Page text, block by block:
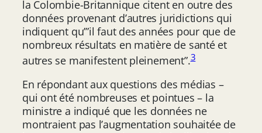
la Colombie-Britannique citent en outre des
données provenant d’autres juridictions qui
indiquent qu’”il faut des années pour que de
nombreux résultats en matière de santé et
autres se manifestent pleinement”.3
En répondant aux questions des médias –
qui ont été nombreuses et pointues – la
ministre a indiqué que les données ne
montraient pas l’augmentation souhaitée de